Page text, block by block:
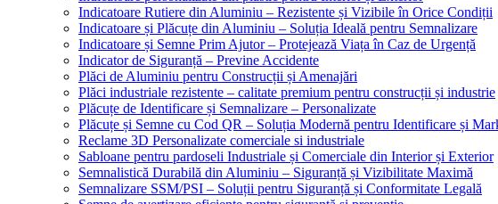
Indicatoare Rutiere din Aluminiu – Rezistente și Vizibile în Orice Condiții
Indicatoare și Plăcuțe din Aluminiu – Soluția Ideală pentru Semnalizare
Indicatoare și Semne Prim Ajutor – Protejează Viața în Caz de Urgență
Indicator de Siguranță – Previne Accidente
Plăci de Aluminiu pentru Construcții și Amenajări
Plăci industriale rezistente – calitate premium pentru construcții și industrie
Plăcuțe de Identificare și Semnalizare – Personalizate
Plăcuțe și Semne cu Cod QR – Soluția Modernă pentru Identificare și
Reclame 3D Personalizate comerciale si industriale
Sabloane pentru pardoseli Industriale și Comerciale din Interior și Exterior
Semnalistică Durabilă din Aluminiu – Siguranță și Vizibilitate Maximă
Semnalizare SSM/PSI – Soluții pentru Siguranță și Conformitate Legală